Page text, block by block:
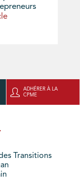
ADHÉRER À LA
CPME
Transitions